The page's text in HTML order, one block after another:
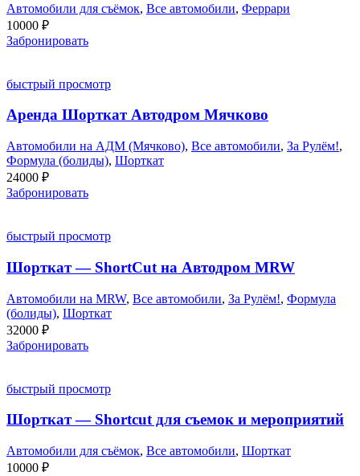
Автомобили для съёмок, Все автомобили, Феррари
10000 ₽
Забронировать
быстрый просмотр
Аренда Шорткат Автодром Мячково
Автомобили на АДМ (Мячково), Все автомобили, За Рулём!,
Формула (болиды), Шорткат
24000 ₽
Забронировать
быстрый просмотр
Шорткат — ShortCut на Автодром MRW
Автомобили на MRW, Все автомобили, За Рулём!, Формула
(болиды), Шорткат
32000 ₽
Забронировать
быстрый просмотр
Шорткат — Shortcut для съемок и мероприятий
Автомобили для съёмок, Все автомобили, Шорткат
10000 ₽